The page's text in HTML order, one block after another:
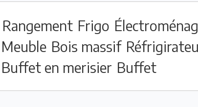
Rangement Frigo
Meuble Bois massif
Buffet en merisier Buffet